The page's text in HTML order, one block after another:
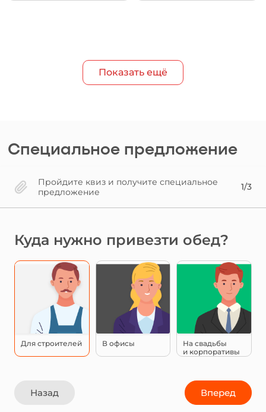
Показать ещё
Специальное предложение
Пройдите квиз и получите специальное
предложение
1/3
Куда нужно привезти обед?
Для строителей В офисы
На свадьбы
и корпоративы
Назад Вперед